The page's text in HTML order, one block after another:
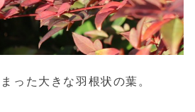
った大きな羽根状の葉。